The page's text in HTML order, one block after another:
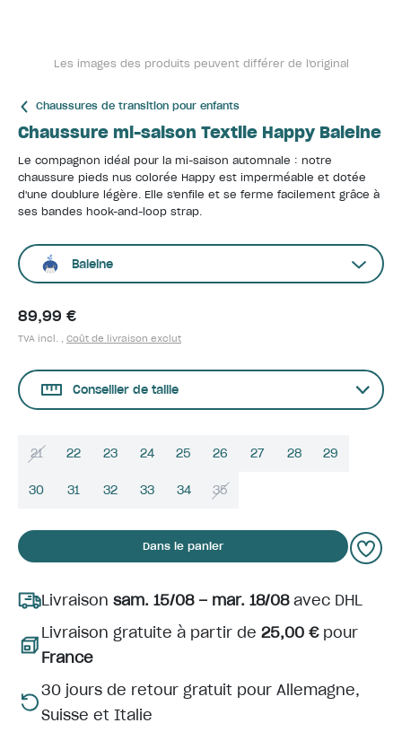
Les images des produits peuvent différer de l'original
Chaussures de transition pour enfants
Chaussure mi-saison Textile Happy Baleine
Le compagnon idéal pour la mi-saison automnale : notre
chaussure pieds nus colorée Happy est imperméable et dotée
d'une doublure légère. Elle s'enfile et se ferme facilement grâce à
ses bandes hook-and-loop strap.
Baleine
89,99 €
TVA incl. , Coût de livraison exclut
Conseiller de taille
21 22 23 24 25 26 27 28 29
30 31 32 33 34 35
Dans le panier
Livraison sam. 15/08 – mar. 18/08avec DHL
Livraison gratuite à partir de 25,00 €pour
France
30 jours de retour gratuit pour Allemagne,
Suisse et Italie